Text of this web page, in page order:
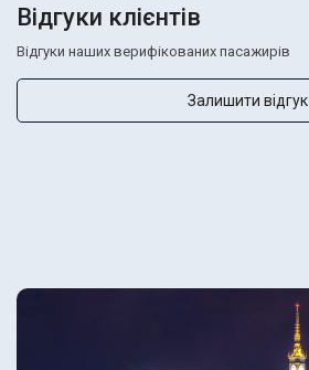
Відгуки клієнтів
Відгуки наших верифікованих пасажирів
Залишити відгук